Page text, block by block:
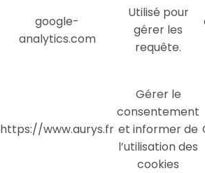
google-
analytics.com
Utilisé pour
gérer les
requête.
https://www.aurys.fr
Gérer le
consentement
et informer de
l’utilisation des
cookies